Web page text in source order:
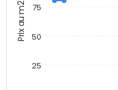
Prix au m2
25
50
75